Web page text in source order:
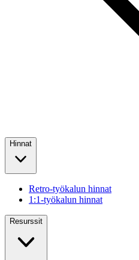
Hinnat
Retro-työkalun hinnat
1:1-työkalun hinnat
Resurssit